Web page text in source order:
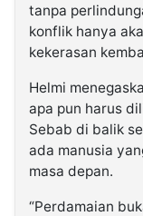
tanpa
konflik hanya
kekerasan
Helmi
apa pun harus
Sebab di balik
ada manusia
masa depan.
“Perdamaian